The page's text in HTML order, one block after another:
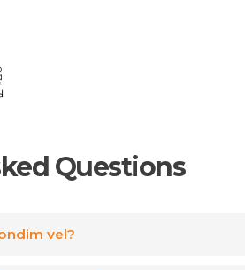
Questions
vel?